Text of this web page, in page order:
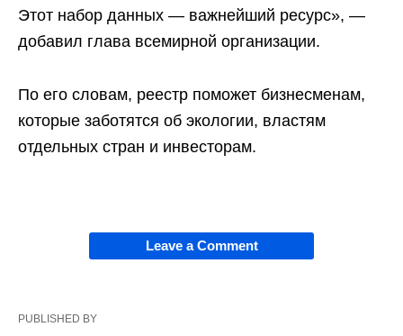
Этот набор данных — важнейший ресурс», —
добавил глава всемирной организации.
По его словам, реестр поможет бизнесменам,
которые заботятся об экологии, властям
отдельных стран и инвесторам.
Leave a Comment
PUBLISHED BY